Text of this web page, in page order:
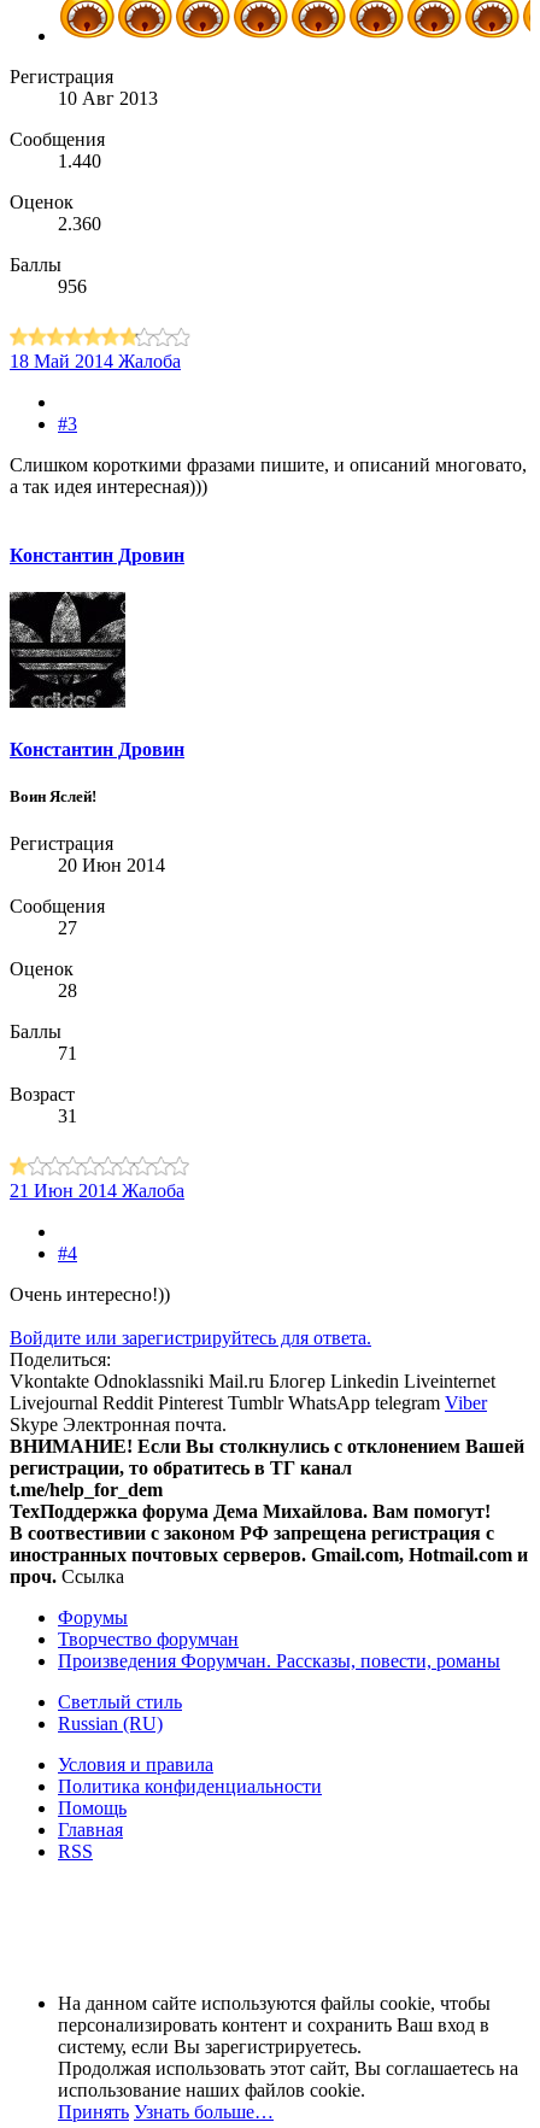
Регистрация
10 Авг 2013
Сообщения
1.440
Оценок
2.360
Баллы
956
18 Май 2014 Жалоба
#3
Слишком короткими фразами пишите, и описаний многовато,
а так идея интересная)))
Константин Дровин
Константин Дровин
Воин Яслей!
Регистрация
20 Июн 2014
Сообщения
27
Оценок
28
Баллы
71
Возраст
31
21 Июн 2014 Жалоба
#4
Очень интересно!))
Войдите или зарегистрируйтесь для ответа.
Поделиться:
Vkontakte Odnoklassniki Mail.ru Блогер Linkedin Liveinternet
Livejournal Reddit Pinterest Tumblr WhatsApp telegram Viber
Skype Электронная почта.
ВНИМАНИЕ! Ecли Вы столкнулись с отклонением Вашей
регистрации, то обратитесь в ТГ канал
t.me/help_for_dem
ТехПоддержка форума Дема Михайлова. Вам помогут!
В соотвестивии с законом РФ запрещена регистрация с
иностранных почтовых серверов. Gmail.com, Hotmail.com и
проч. Ссылка
Форумы
Творчество форумчан
Произведения Форумчан. Рассказы, повести, романы
Светлый стиль
Russian (RU)
Условия и правила
Политика конфиденциальности
Помощь
Главная
RSS
На данном сайте используются файлы cookie, чтобы
персонализировать контент и сохранить Ваш вход в
систему, если Вы зарегистрируетесь.
Продолжая использовать этот сайт, Вы соглашаетесь на
использование наших файлов cookie.
Принять Узнать больше…